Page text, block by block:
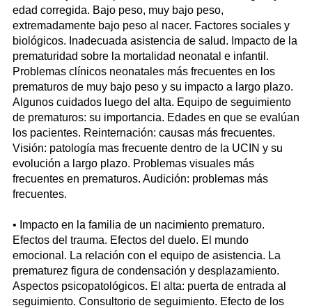
edad corregida. Bajo peso, muy bajo peso,
extremadamente bajo peso al nacer. Factores sociales y
biológicos. Inadecuada asistencia de salud. Impacto de la
prematuridad sobre la mortalidad neonatal e infantil.
Problemas clínicos neonatales más frecuentes en los
prematuros de muy bajo peso y su impacto a largo plazo.
Algunos cuidados luego del alta. Equipo de seguimiento
de prematuros: su importancia. Edades en que se evalúan
los pacientes. Reinternación: causas más frecuentes.
Visión: patología mas frecuente dentro de la UCIN y su
evolución a largo plazo. Problemas visuales más
frecuentes en prematuros. Audición: problemas más
frecuentes.
• Impacto en la familia de un nacimiento prematuro.
Efectos del trauma. Efectos del duelo. El mundo
emocional. La relación con el equipo de asistencia. La
prematurez figura de condensación y desplazamiento.
Aspectos psicopatológicos. El alta: puerta de entrada al
seguimiento. Consultorio de seguimiento. Efecto de los